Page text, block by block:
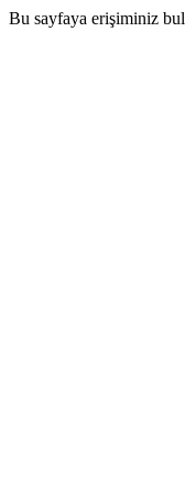
Bu sayfaya erişiminiz